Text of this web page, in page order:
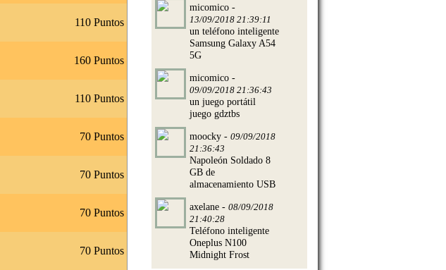
110 Puntos
160 Puntos
110 Puntos
70 Puntos
70 Puntos
70 Puntos
70 Puntos
micomico -
13/09/2018 21:39:11
un teléfono inteligente
Samsung Galaxy A54
5G
micomico -
09/09/2018 21:36:43
un juego portátil
juego gdztbs
moocky - 09/09/2018
21:36:43
Napoleón Soldado 8
GB de
almacenamiento USB
axelane - 08/09/2018
21:40:28
Teléfono inteligente
Oneplus N100
Midnight Frost